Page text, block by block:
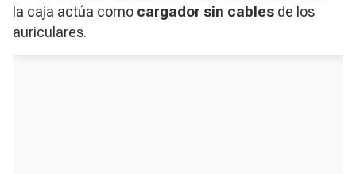
la caja actúa como cargador sin cables de los
auriculares.